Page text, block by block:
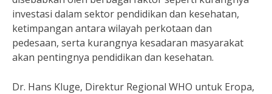
investasi dalam sektor pendidikan dan kesehatan,
ketimpangan antara wilayah perkotaan dan
pedesaan, serta kurangnya kesadaran masyarakat
akan pentingnya pendidikan dan kesehatan.
Dr. Hans Kluge, Direktur Regional WHO untuk Eropa,